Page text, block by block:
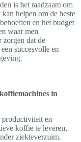
is het raadzaam om
helpen om de beste
en het budget
waar men
zorgen dat de
succesvolle en
in
productiviteit en
koffie te leveren,
ziekteverzuim.